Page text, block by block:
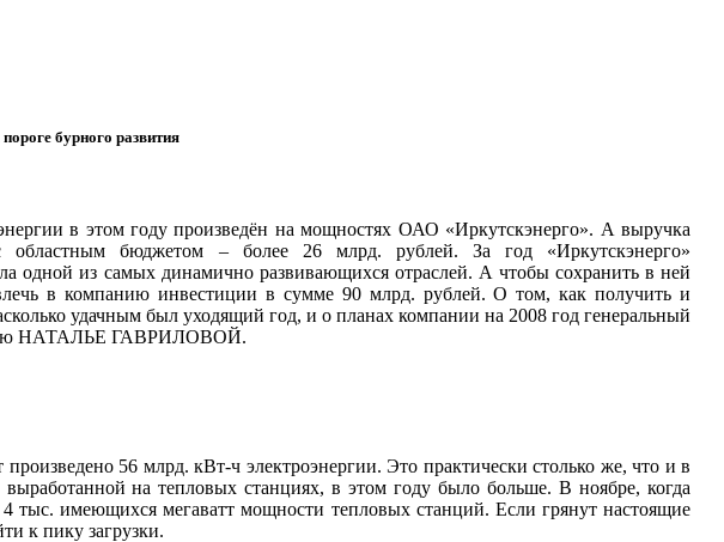
бурного развития
в этом году произведён на мощностях ОАО «Иркутскэнерго». А выручка
с областным бюджетом – более 26 млрд. рублей. За год «Иркутскэнерго»
одной из самых динамично развивающихся отраслей. А чтобы сохранить в ней
в компанию инвестиции в сумме 90 млрд. рублей. О том, как получить и
удачным был уходящий год, и о планах компании на 2008 год генеральный
НАТАЛЬЕ ГАВРИЛОВОЙ.
56 млрд. кВт-ч электроэнергии. Это практически столько же, что и в
на тепловых станциях, в этом году было больше. В ноябре, когда
тыс. имеющихся мегаватт мощности тепловых станций. Если грянут настоящие
к пику загрузки.